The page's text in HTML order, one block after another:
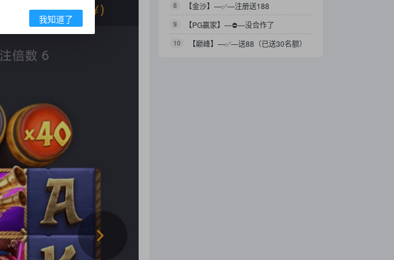
8 【金沙】—✅—注册送188
9 【PG赢家】—⛔️—没合作了
10 【巅峰】—✅—送88（已送30名额）
我知道了